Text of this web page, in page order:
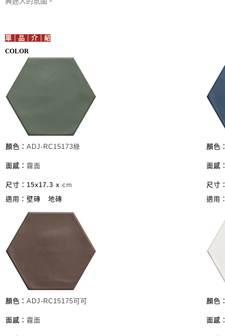
單｜品｜介｜紹
COLOR
顏色： ADJ-RC15173綠
面感： 霧面
尺寸：15x17.3 x cm
適用：壁磚
地磚
顏色
面感
尺寸
適用
顏色： ADJ-RC15175可可
面感： 霧面
顏色
面感